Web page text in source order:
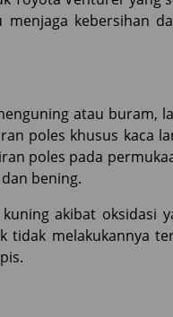
kebersihan
atau buram,
poles khusus kaca
poles pada
bening.
akibat oksidasi
melakukannya